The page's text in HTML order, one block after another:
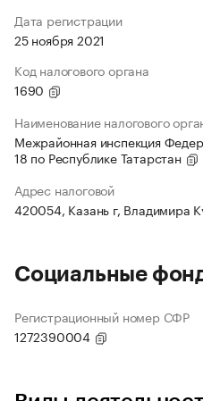
Дата регистрации
25 ноября 2021
Код налогового органа
1690
Наименование налогового
Межрайонная инспекция
18 по Республике Татарстан
Адрес налоговой
420054, Казань г, Владимира
Социальные
Регистрационный номер СФР
1272390004